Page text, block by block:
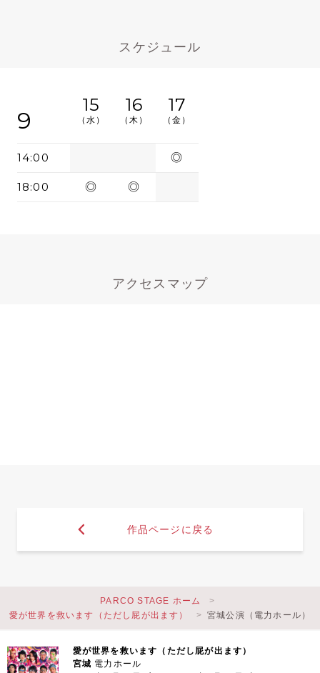
スケジュール
9
15
（水）
16
（木）
17
（金）
14:00 ◎
18:00 ◎ ◎
アクセスマップ
作品ページに戻る
愛が世界を救います（ただし屁が出ます）
宮城 電力ホール
PARCO STAGE ホーム
愛が世界を救います（ただし屁が出ます）
宮城公演（電力ホール）